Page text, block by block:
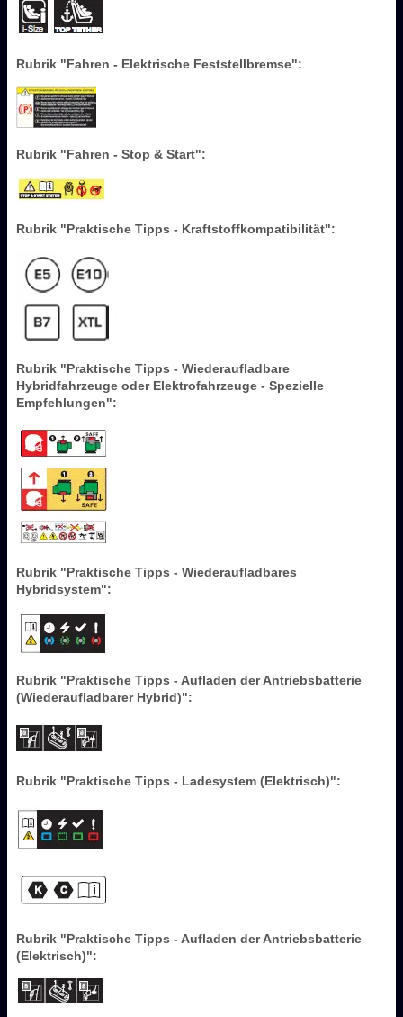
Rubrik "Fahren - Elektrische Feststellbremse":
Rubrik "Fahren - Stop & Start":
Rubrik "Praktische Tipps - Kraftstoffkompatibilität":
Rubrik "Praktische Tipps - Wiederaufladbare
Hybridfahrzeuge oder Elektrofahrzeuge - Spezielle
Empfehlungen":
Rubrik "Praktische Tipps - Wiederaufladbares
Hybridsystem":
Rubrik "Praktische Tipps - Aufladen der Antriebsbatterie
(Wiederaufladbarer Hybrid)":
Rubrik "Praktische Tipps - Ladesystem (Elektrisch)":
Rubrik "Praktische Tipps - Aufladen der Antriebsbatterie
(Elektrisch)":